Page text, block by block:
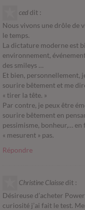
ced dit :
Nous vivons une drôle de
le temps.
La dictature moderne est
environnement,
des smileys …
Et bien, personnellement,
sourire bêtement et me
« tirer la tête. »
Par contre, je peux être
sourire bêtement en
pessimisme, bonheur,…
« mesurent » pas.
Répondre
Christine Claisse dit :
Désireuse d’acheter
curiosité j’ai fait le test.